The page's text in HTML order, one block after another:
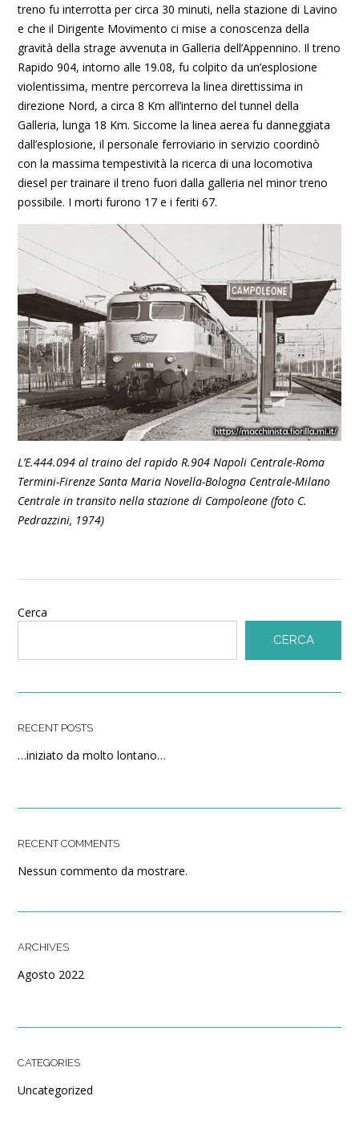
treno fu interrotta per circa 30 minuti, nella stazione di Lavino
e che il Dirigente Movimento ci mise a conoscenza della
gravità della strage avvenuta in Galleria dell’Appennino. Il treno
Rapido 904, intorno alle 19.08, fu colpito da un’esplosione
violentissima, mentre percorreva la linea direttissima in
direzione Nord, a circa 8 Km all’interno del tunnel della
Galleria, lunga 18 Km. Siccome la linea aerea fu danneggiata
dall’esplosione, il personale ferroviario in servizio coordinò
con la massima tempestività la ricerca di una locomotiva
diesel per trainare il treno fuori dalla galleria nel minor treno
possibile. I morti furono 17 e i feriti 67.
L’E.444.094 al traino del rapido R.904 Napoli Centrale-Roma
Termini-Firenze Santa Maria Novella-Bologna Centrale-Milano
Centrale in transito nella stazione di Campoleone (foto C.
Pedrazzini, 1974)
Cerca
CERCA
RECENT POSTS
…iniziato da molto lontano…
RECENT COMMENTS
Nessun commento da mostrare.
ARCHIVES
Agosto 2022
CATEGORIES
Uncategorized